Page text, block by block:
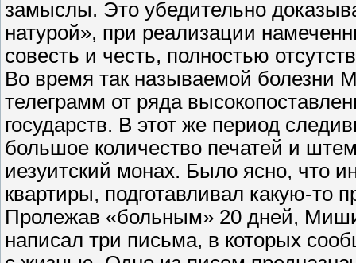
замыслы. Это убедительно
натурой», при реализации
совесть и честь, полностью
Во время так называемой болезни
телеграмм от ряда
государств. В этот же период
большое количество печатей и
иезуитский монах. Было ясно, что
квартиры, подготавливал какую-то
Пролежав «больным» 20 дней,
написал три письма, в которых